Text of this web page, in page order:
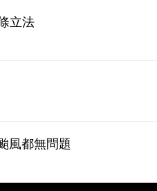
立法
風都無問題